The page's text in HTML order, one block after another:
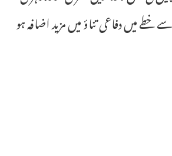
میں دفاعی تناؤ میں مزید اضافہ ہو